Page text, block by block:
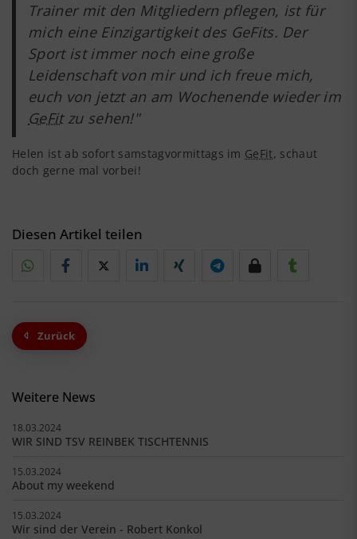
Trainer mit den Mitgliedern pflegen, ist für
mich eine Einzigartigkeit des GeFits. Der
Sport ist immer noch eine große
Leidenschaft von mir und ich freue mich,
euch von jetzt an am Wochenende wieder im
GeFitzu sehen!"
Helen ist ab sofort samstagvormittags im GeFit, schaut
doch gerne mal vorbei!
Diesen Artikel teilen
Zurück
Weitere News
18.03.2024
WIR SIND TSV REINBEK TISCHTENNIS
15.03.2024
About my weekend
15.03.2024
Wir sind der Verein - Robert Konkol